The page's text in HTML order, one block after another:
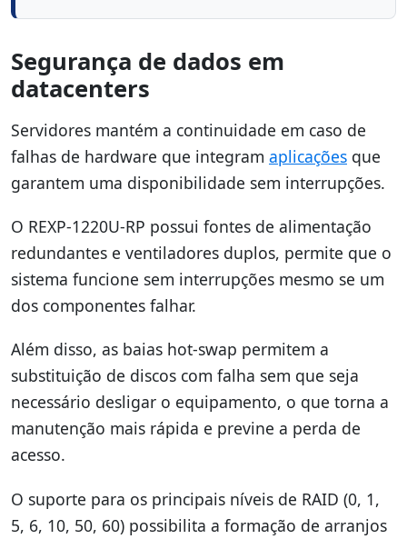
Segurança de dados em
datacenters
Servidores mantém a continuidade em caso de
falhas de hardware que integram aplicações que
garantem uma disponibilidade sem interrupções.
O REXP-1220U-RP possui fontes de alimentação
redundantes e ventiladores duplos, permite que o
sistema funcione sem interrupções mesmo se um
dos componentes falhar.
Além disso, as baias hot-swap permitem a
substituição de discos com falha sem que seja
necessário desligar o equipamento, o que torna a
manutenção mais rápida e previne a perda de
acesso.
O suporte para os principais níveis de RAID (0, 1,
5, 6, 10, 50, 60) possibilita a formação de arranjos